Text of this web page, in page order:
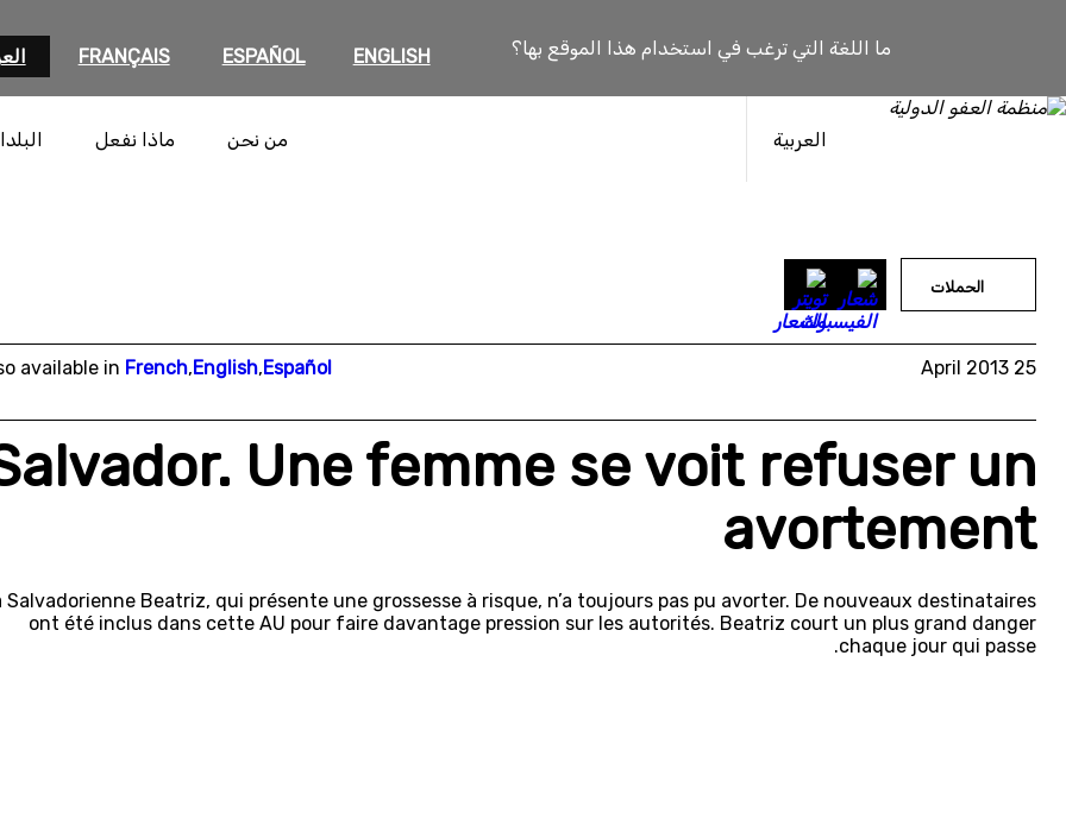
ما اللغة التي ترغب في استخدام هذا الموقع بها؟ ENGLISH
ESPAÑOL
FRANÇAIS
العربية من نحن ماذا نفعل
الحملات
25 April 2013
available in French,English,Español
Une femme se voit refuser un
avortement
Salvadorienne Beatriz, qui présente une grossesse à risque, n’a toujours pas pu avorter. De nouveaux destinataires
ont été inclus dans cette AU pour faire davantage pression sur les autorités. Beatriz court un plus grand danger
chaque jour qui passe.